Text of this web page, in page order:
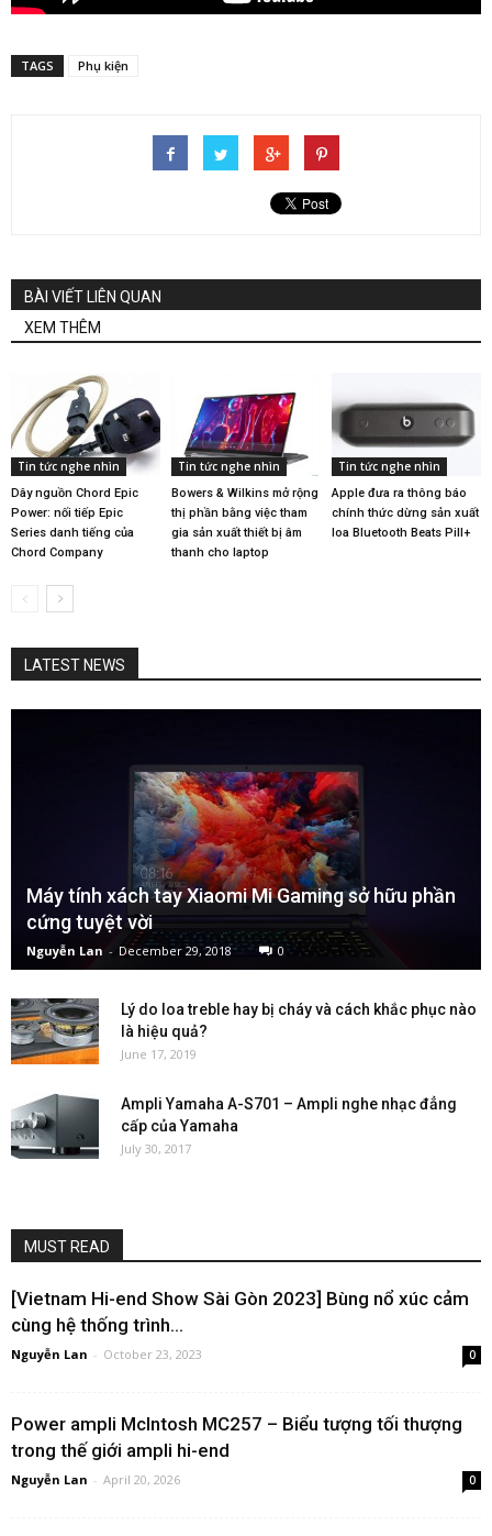
TAGS Phụ kiện
BÀI VIẾT LIÊN QUAN
XEM THÊM
Tin tức nghe nhìn
Dây nguồn Chord Epic
Power: nối tiếp Epic
Series danh tiếng của
Chord Company
Tin tức nghe nhìn
Bowers & Wilkins mở rộng
thị phần bằng việc tham
gia sản xuất thiết bị âm
thanh cho laptop
Tin tức nghe nhìn
Apple đưa ra thông báo
chính thức dừng sản xuất
loa Bluetooth Beats Pill+
LATEST NEWS
Máy tính xách tay Xiaomi Mi Gaming sở hữu phần
cứng tuyệt vời
Nguyễn Lan - December 29, 2018 0
Lý do loa treble hay bị cháy và cách khắc phục nào
là hiệu quả?
June 17, 2019
Ampli Yamaha A-S701 – Ampli nghe nhạc đẳng
cấp của Yamaha
July 30, 2017
MUST READ
[Vietnam Hi-end Show Sài Gòn 2023] Bùng nổ xúc cảm
cùng hệ thống trình...
Nguyễn Lan - October 23, 2023 0
Power ampli McIntosh MC257 – Biểu tượng tối thượng
trong thế giới ampli hi-end
Nguyễn Lan - April 20, 2026 0